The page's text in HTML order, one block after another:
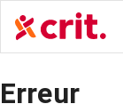
Erreur